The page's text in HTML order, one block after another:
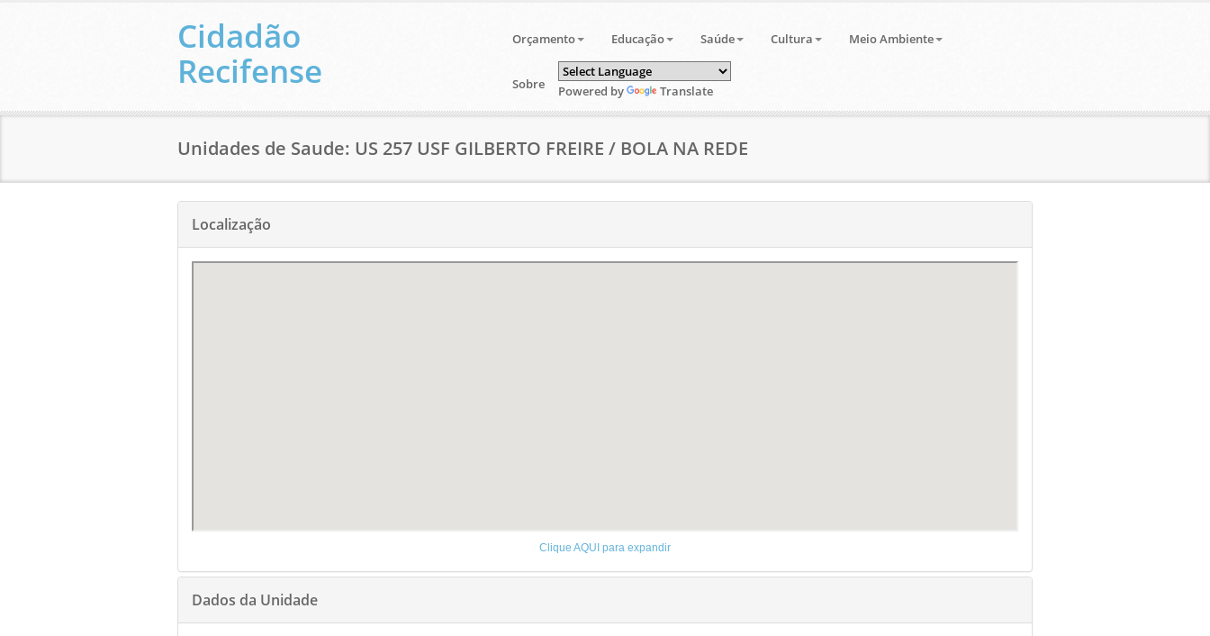
Cidadão
Recifense
Orçamento Educação Saúde Cultura Meio Ambiente
Sobre Powered by Translate
Unidades de Saude: US 257 USF GILBERTO FREIRE / BOLA NA REDE
Localização
Clique AQUI para expandir
Dados da Unidade